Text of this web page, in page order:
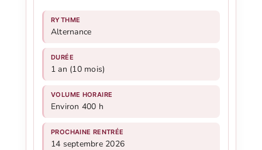
RYTHME
Alternance
DURÉE
1 an (10 mois)
VOLUME HORAIRE
Environ 400 h
PROCHAINE RENTRÉE
14 septembre 2026